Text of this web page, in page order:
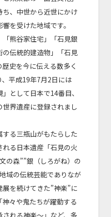
、中世から近世にかけ
を受けた地域です。
「熊谷家住宅」「石見銀
伝統的建造物」「石見
史を今に伝える数多く
平成19年7月2日には
として日本で14番目、
界遺産に登録されまし
る三瓶山がもたらした
る日本遺産「石見の火
の森””銀（しろがね）の
域の伝統芸能でありなが
を続けてきた”神楽”に
々や鬼たちが躍動する
れる神楽～」など、多